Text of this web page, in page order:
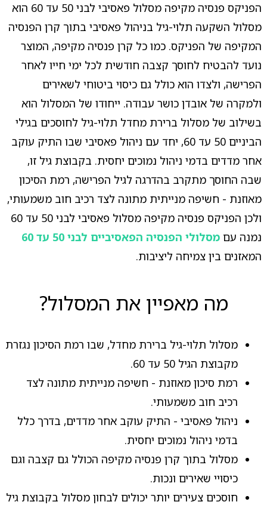
הפניקס פנסיה מקיפה מסלול פאסיבי לבני 50 עד 60 הוא
מסלול השקעה תלוי-גיל בניהול פאסיבי בתוך קרן הפנסיה
המקיפה של הפניקס. כמו כל קרן פנסיה מקיפה, המוצר
נועד להבטיח לחוסך קצבה חודשית לכל ימי חייו לאחר
הפרישה, ולצדו הוא כולל גם כיסוי ביטוחי לשאירים
ולמקרה של אובדן כושר עבודה. ייחודו של המסלול הוא
בשילוב של מסלול ברירת מחדל תלוי-גיל לחוסכים בגילי
הביניים 50 עד 60, יחד עם ניהול פאסיבי שבו התיק עוקב
אחר מדדים בדמי ניהול נמוכים יחסית. בקבוצת גיל זו,
שבה החוסך מתקרב בהדרגה לגיל הפרישה, רמת הסיכון
מאוזנת - חשיפה מנייתית מתונה לצד רכיב חוב משמעותי,
ולכן הפניקס פנסיה מקיפה מסלול פאסיבי לבני 50 עד 60
נמנה עם מסלולי הפנסיה הפאסיביים לבני 50 עד 60
המאזנים בין צמיחה ליציבות.
מה מאפיין את המסלול?
מסלול תלוי-גיל ברירת מחדל, שבו רמת הסיכון נגזרת
מקבוצת הגיל 50 עד 60.
רמת סיכון מאוזנת - חשיפה מנייתית מתונה לצד
רכיב חוב משמעותי.
ניהול פאסיבי - התיק עוקב אחר מדדים, בדרך כלל
בדמי ניהול נמוכים יחסית.
מסלול בתוך קרן פנסיה מקיפה הכולל גם קצבה וגם
כיסויי שאירים ונכות.
חוסכים צעירים יותר יכולים לבחון מסלול בקבוצת גיל